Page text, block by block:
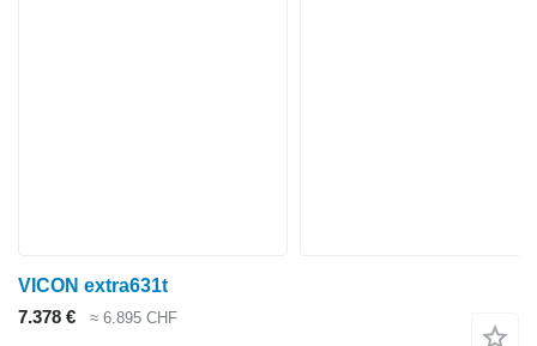
VICON extra631t
7.378 €
≈ 6.895 CHF